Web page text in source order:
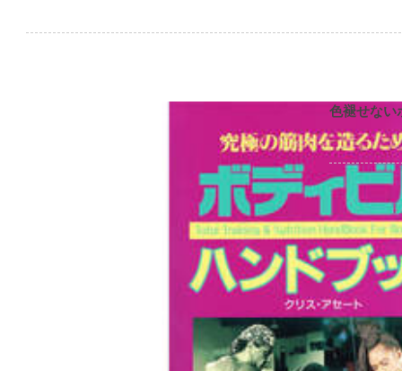
色褪せない